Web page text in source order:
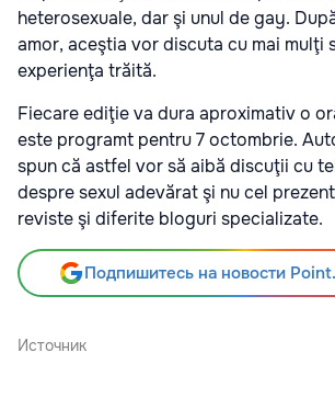
heterosexuale, dar şi unul de gay.
amor, aceştia vor discuta cu mai mulţi
experienţa trăită.
Fiecare ediţie va dura aproximativ o
este programt pentru 7 octombrie.
spun că astfel vor să aibă discuţii cu
despre sexul adevărat şi nu cel
reviste şi diferite bloguri specializate.
Подпишитесь на новости
Источник